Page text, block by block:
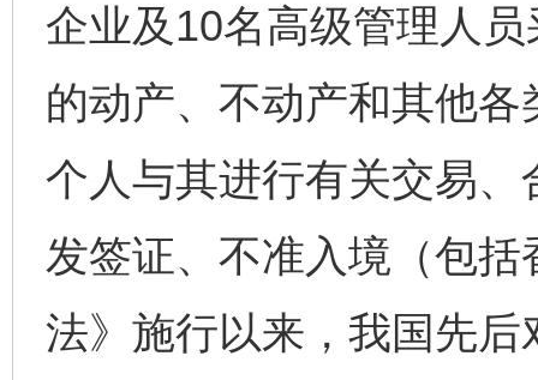
企业及10名高级管理人
的动产、不动产和其他
个人与其进行有关交易
发签证、不准入境（包
法》施行以来，我国先